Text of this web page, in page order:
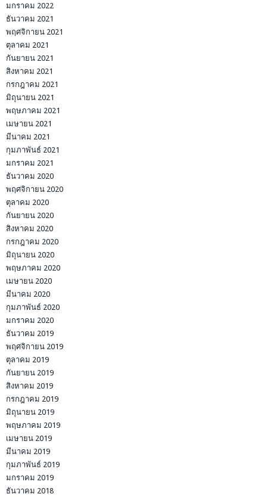
มกราคม 2022
ธันวาคม 2021
พฤศจิกายน 2021
ตุลาคม 2021
กันยายน 2021
สิงหาคม 2021
กรกฎาคม 2021
มิถุนายน 2021
พฤษภาคม 2021
เมษายน 2021
มีนาคม 2021
กุมภาพันธ์ 2021
มกราคม 2021
ธันวาคม 2020
พฤศจิกายน 2020
ตุลาคม 2020
กันยายน 2020
สิงหาคม 2020
กรกฎาคม 2020
มิถุนายน 2020
พฤษภาคม 2020
เมษายน 2020
มีนาคม 2020
กุมภาพันธ์ 2020
มกราคม 2020
ธันวาคม 2019
พฤศจิกายน 2019
ตุลาคม 2019
กันยายน 2019
สิงหาคม 2019
กรกฎาคม 2019
มิถุนายน 2019
พฤษภาคม 2019
เมษายน 2019
มีนาคม 2019
กุมภาพันธ์ 2019
มกราคม 2019
ธันวาคม 2018